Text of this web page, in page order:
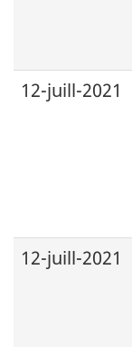
12-juill-2021
12-juill-2021